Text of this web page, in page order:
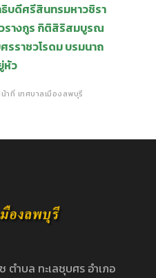
ธิบดีศรีสินทรมหาวชิรา
างกูร กิติสิริสมบูรณ
รราชวโรดม บรมนาถ
หัว
น้าที่ เทศบาลเมืองลพบุรี
ตำบล ทะเลชุบศร อำเภอ